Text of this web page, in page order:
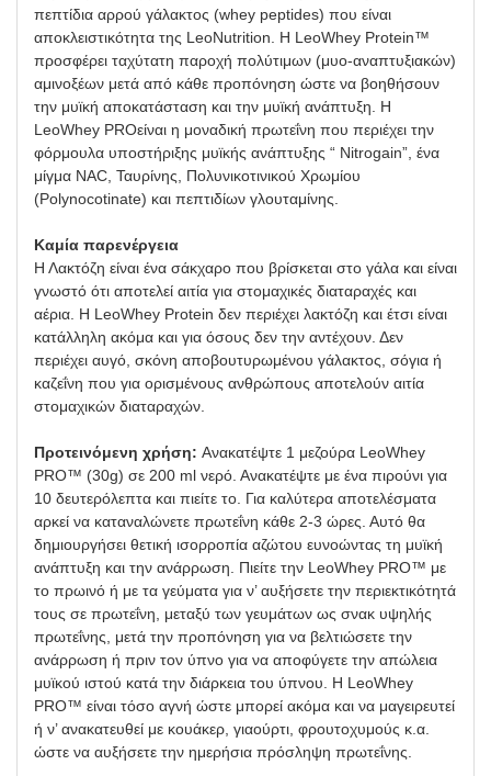
πεπτίδια αρρού γάλακτος (whey peptides) που είναι
αποκλειστικότητα της LeoNutrition. Η LeoWhey Protein™
προσφέρει ταχύτατη παροχή πολύτιμων (μυο-αναπτυξιακών)
αμινοξέων μετά από κάθε προπόνηση ώστε να βοηθήσουν
την μυϊκή αποκατάσταση και την μυϊκή ανάπτυξη. Η
LeoWhey PROείναι η μοναδική πρωτεΐνη που περιέχει την
φόρμουλα υποστήριξης μυϊκής ανάπτυξης “ Nitrogain”, ένα
μίγμα NAC, Ταυρίνης, Πολυνικοτινικού Χρωμίου
(Polynocotinate) και πεπτιδίων γλουταμίνης.
Καμία παρενέργεια
Η Λακτόζη είναι ένα σάκχαρο που βρίσκεται στο γάλα και είναι
γνωστό ότι αποτελεί αιτία για στομαχικές διαταραχές και
αέρια. Η LeoWhey Protein δεν περιέχει λακτόζη και έτσι είναι
κατάλληλη ακόμα και για όσους δεν την αντέχουν. Δεν
περιέχει αυγό, σκόνη αποβουτυρωμένου γάλακτος, σόγια ή
καζεΐνη που για ορισμένους ανθρώπους αποτελούν αιτία
στομαχικών διαταραχών.
Προτεινόμενη χρήση: Ανακατέψτε 1 μεζούρα LeoWhey
PRO™ (30g) σε 200 ml νερό. Ανακατέψτε με ένα πιρούνι για
10 δευτερόλεπτα και πιείτε το. Για καλύτερα αποτελέσματα
αρκεί να καταναλώνετε πρωτεΐνη κάθε 2-3 ώρες. Αυτό θα
δημιουργήσει θετική ισορροπία αζώτου ευνοώντας τη μυϊκή
ανάπτυξη και την ανάρρωση. Πιείτε την LeoWhey PRO™ με
το πρωινό ή με τα γεύματα για ν’ αυξήσετε την περιεκτικότητά
τους σε πρωτεΐνη, μεταξύ των γευμάτων ως σνακ υψηλής
πρωτεΐνης, μετά την προπόνηση για να βελτιώσετε την
ανάρρωση ή πριν τον ύπνο για να αποφύγετε την απώλεια
μυϊκού ιστού κατά την διάρκεια του ύπνου. Η LeoWhey
PRO™ είναι τόσο αγνή ώστε μπορεί ακόμα και να μαγειρευτεί
ή ν’ ανακατευθεί με κουάκερ, γιαούρτι, φρουτοχυμούς κ.α.
ώστε να αυξήσετε την ημερήσια πρόσληψη πρωτεΐνης.